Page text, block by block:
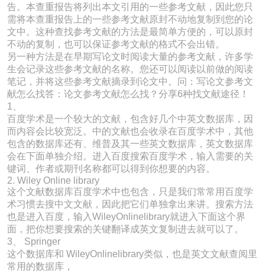
告。本查重报告将列出本文引用的一些参考文献，因此您只
需将本查重报告上的一些参考文献原封不动地复制到您的论
文中。这种查找参考文献的方法是最简单方便的，可以原封
不动的复制，也可以保证参考文献的格式不会出错。
另一种方法是在早期写论文时阅读大量的参考文献，许多学
生会记录这些参考文献的名称。您还可以阅读以前做的阅读
笔记，并将这些参考文献摘录到论文中。问：写论文参考文
献怎么找答：论文参考文献怎么找？分享6种找文献途径！
1、
百度学术是一个较大的文献，包含好几个中英文数据库，因
而内容会比较宽泛。中的文献也会收录在百度学术中，其他
包含的数据库还有、维普及其一些英文数据库，英文数据库
会在下面单独介绍。进入百度搜索百度学术，输入需要的关
键词、作者或期刊名称都可以得到你想要的内容。
2. Wiley Online library
这个文献数据库百度学术中也包含，只是我们常常用百度学
术习惯去搜中文文献，因此把它们单独拿出来讲。搜索方法
也是进入百度，输入WileyOnlinelibrary就进入下面这个界
面，把你想要搜索的关键翻译成英文复制进去就可以了。
3、 Springer
这个数据库和 WileyOnlinelibrary类似，也是英文文献查阅里
常用的数据库，